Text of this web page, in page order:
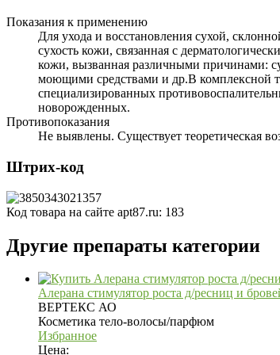
Показания к применению
Для ухода и восстановления сухой,
сухость кожи, связанная с
кожи, вызванная различными причинами:
моющими средствами и др.В комплексной
специализированных
новорожденных.
Противопоказания
Не выявлены. Существует теоретическая
Штрих-код
Код товара на сайте apt87.ru: 183
Другие препараты категории
Алерана стимулятор роста д/ресниц и
ВЕРТЕКС АО
Косметика тело-волосы/парфюм
Избранное
Цена: